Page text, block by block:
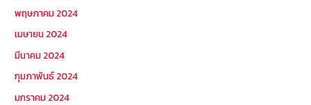
พฤษภาคม 2024
เมษายน 2024
มีนาคม 2024
กุมภาพันธ์ 2024
มกราคม 2024